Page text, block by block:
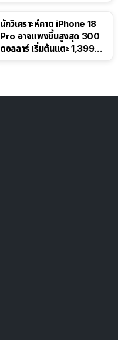
นักวิเคราะห์คาด iPhone 18
Pro อาจแพงขึ้นสูงสุด 300
ดอลลาร์ เริ่มต้นแตะ 1,399